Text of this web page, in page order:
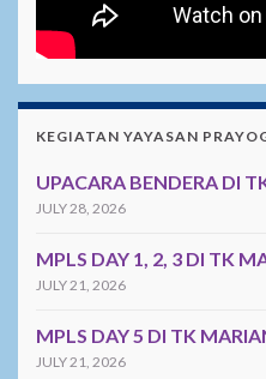
KEGIATAN YAYASAN
UPACARA BENDERA DI
JULY 28, 2026
MPLS DAY 1, 2, 3 DI TK
JULY 21, 2026
MPLS DAY 5 DI TK
JULY 21, 2026